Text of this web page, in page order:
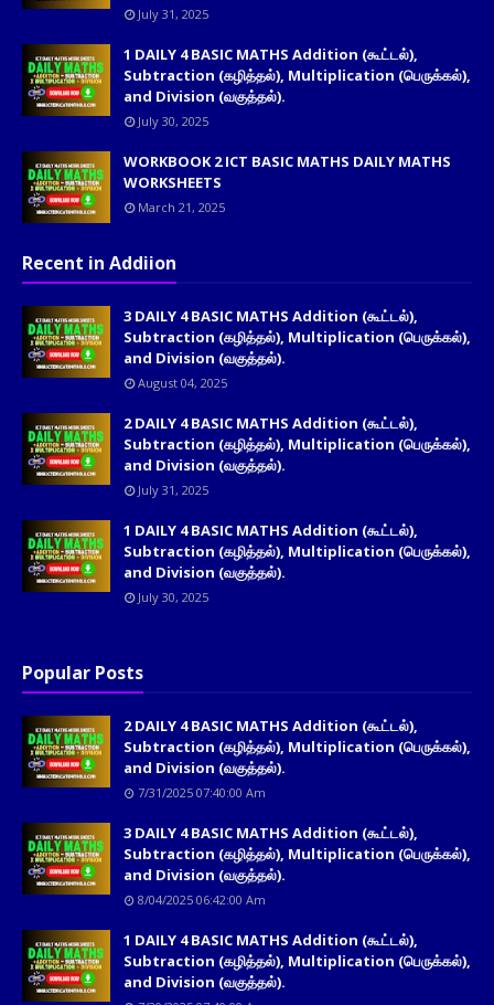
July 31, 2025
1 DAILY 4 BASIC MATHS Addition (கூட்டல்),
Subtraction (கழித்தல்), Multiplication (பெருக்கல்),
and Division (வகுத்தல்).
July 30, 2025
WORKBOOK 2 ICT BASIC MATHS DAILY MATHS
WORKSHEETS
March 21, 2025
Recent in Addiion
3 DAILY 4 BASIC MATHS Addition (கூட்டல்),
Subtraction (கழித்தல்), Multiplication (பெருக்கல்),
and Division (வகுத்தல்).
August 04, 2025
2 DAILY 4 BASIC MATHS Addition (கூட்டல்),
Subtraction (கழித்தல்), Multiplication (பெருக்கல்),
and Division (வகுத்தல்).
July 31, 2025
1 DAILY 4 BASIC MATHS Addition (கூட்டல்),
Subtraction (கழித்தல்), Multiplication (பெருக்கல்),
and Division (வகுத்தல்).
July 30, 2025
Popular Posts
2 DAILY 4 BASIC MATHS Addition (கூட்டல்),
Subtraction (கழித்தல்), Multiplication (பெருக்கல்),
and Division (வகுத்தல்).
7/31/2025 07:40:00 Am
3 DAILY 4 BASIC MATHS Addition (கூட்டல்),
Subtraction (கழித்தல்), Multiplication (பெருக்கல்),
and Division (வகுத்தல்).
8/04/2025 06:42:00 Am
1 DAILY 4 BASIC MATHS Addition (கூட்டல்),
Subtraction (கழித்தல்), Multiplication (பெருக்கல்),
and Division (வகுத்தல்).